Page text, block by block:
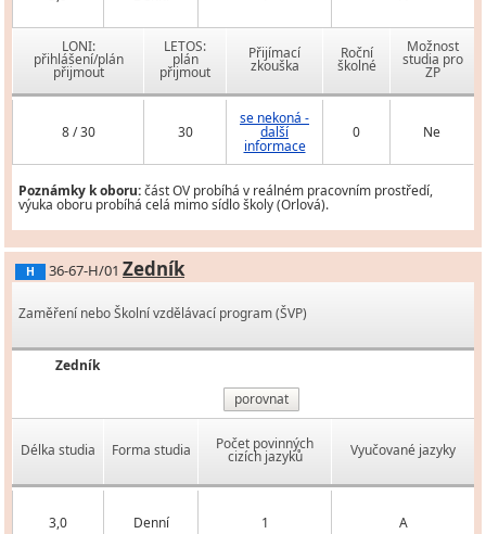
LONI:
přihlášení/plán
přijmout
LETOS:
plán
přijmout
Přijímací
zkouška
Roční
školné
Možnost
studia pro
ZP
8 / 30 30
se nekoná -
další
informace
0 Ne
Poznámky k oboru:část OV probíhá v reálném pracovním prostředí,
výuka oboru probíhá celá mimo sídlo školy (Orlová).
H 36-67-H/01 Zedník
Zaměření nebo Školní vzdělávací program (ŠVP)
Zedník
porovnat
Délka studia Forma studia Počet povinných
cizích jazyků Vyučované jazyky
3,0 Denní 1 A